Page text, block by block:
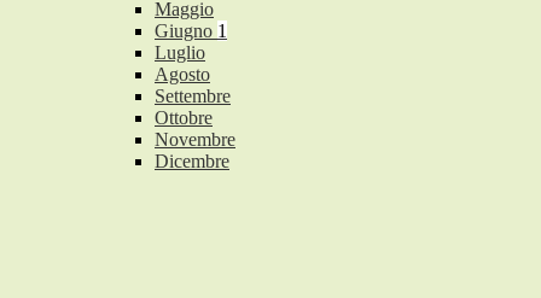
Maggio
Giugno 1
Luglio
Agosto
Settembre
Ottobre
Novembre
Dicembre